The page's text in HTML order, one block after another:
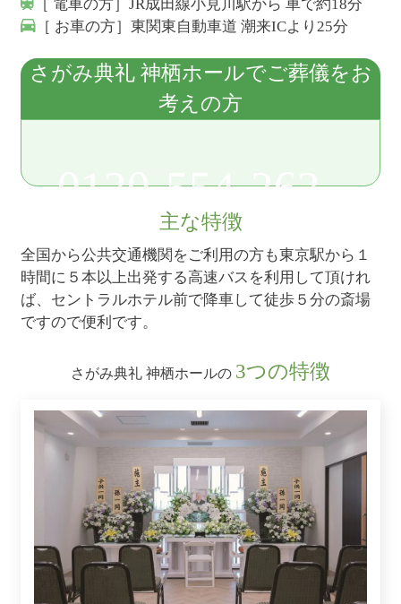
［ 電車の方］JR成田線小見川駅から 車で約18分
［ お車の方］東関東自動車道 潮来ICより25分
さがみ典礼 神栖ホールでご葬儀をお
考えの方
0120-554-262
主な特徴
全国から公共交通機関をご利用の方も東京駅から１
時間に５本以上出発する高速バスを利用して頂けれ
ば、セントラルホテル前で降車して徒歩５分の斎場
ですので便利です。
さがみ典礼 神栖ホールの 3つの特徴